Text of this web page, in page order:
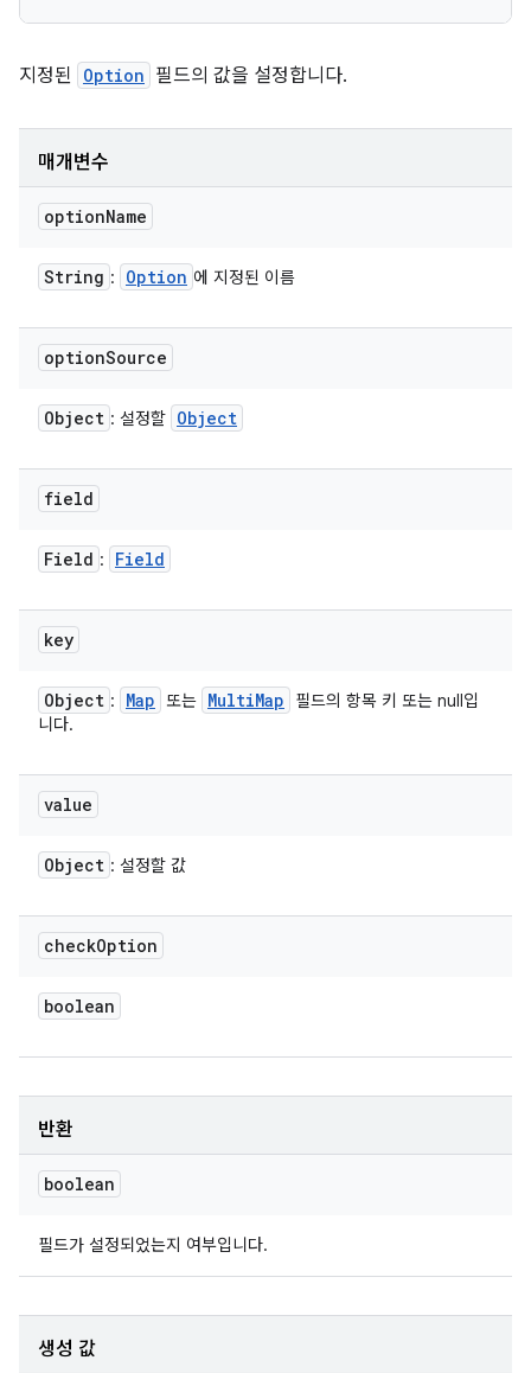
지정된 Option 필드의 값을 설정합니다.
매개변수
optionName
String : Option 에 지정된 이름
optionSource
Object : 설정할 Object
field
Field : Field
key
Object : Map 또는 MultiMap
필드의 항목 키 또는 null입
니다.
value
Object : 설정할 값
checkOption
boolean
반환
boolean
필드가 설정되었는지 여부입니다.
생성 값